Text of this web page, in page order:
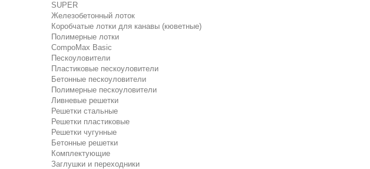
SUPER
Железобетонный лоток
Коробчатые лотки для канавы (кюветные)
Полимерные лотки
CompoMax Basic
Пескоуловители
Пластиковые пескоуловители
Бетонные пескоуловители
Полимерные пескоуловители
Ливневые решетки
Решетки стальные
Решетки пластиковые
Решетки чугунные
Бетонные решетки
Комплектующие
Заглушки и переходники